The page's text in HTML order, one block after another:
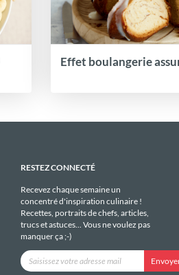
Effet boulangerie
RESTEZ CONNECTÉ
Recevez chaque semaine un
concentré d'inspiration culinaire !
Recettes, portraits de chefs, articles,
trucs et astuces... Vous ne voulez pas
manquer ça ;-)